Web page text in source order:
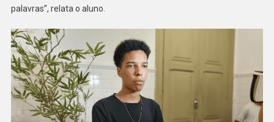
palavras”, relata o aluno.